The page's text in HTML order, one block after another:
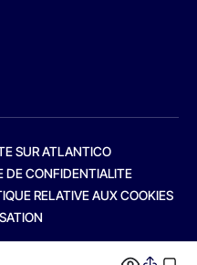
SUR ATLANTICO
DE CONFIDENTIALITE
RELATIVE AUX COOKIES